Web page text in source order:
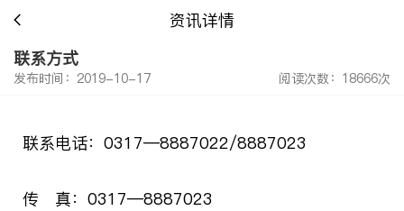
资讯详情
联系方式
发布时间：2019-10-17 阅读次数：18666次
联系电话：0317—8887022/8887023
传 真：0317—8887023